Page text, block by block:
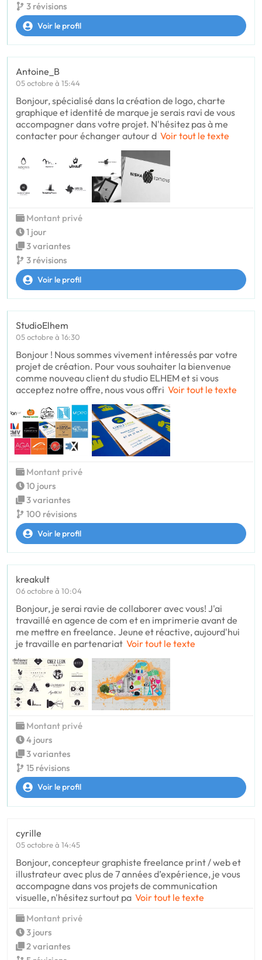
3 révisions
Voir le profil
Antoine_B
05 octobre à 15:44
Bonjour, spécialisé dans la création de logo, charte
graphique et identité de marque je serais ravi de vous
accompagner dans votre projet. N'hésitez pas à me
contacter pour échanger autour d Voir tout le texte
Montant privé
1 jour
3 variantes
3 révisions
Voir le profil
StudioElhem
05 octobre à 16:30
Bonjour ! Nous sommes vivement intéressés par votre
projet de création. Pour vous souhaiter la bienvenue
comme nouveau client du studio ELHEM et si vous
acceptez notre offre, nous vous offri Voir tout le texte
Montant privé
10 jours
3 variantes
100 révisions
Voir le profil
kreakult
06 octobre à 10:04
Bonjour, je serai ravie de collaborer avec vous! J'ai
travaillé en agence de com et en imprimerie avant de
me mettre en freelance. Jeune et réactive, aujourd'hui
je travaille en partenariat Voir tout le texte
Montant privé
4 jours
3 variantes
15 révisions
Voir le profil
cyrille
05 octobre à 14:45
Bonjour, concepteur graphiste freelance print / web et
illustrateur avec plus de 7 années d’expérience, je vous
accompagne dans vos projets de communication
visuelle, n'hésitez surtout pa Voir tout le texte
Montant privé
3 jours
2 variantes